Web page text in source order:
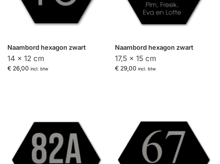
Naambord hexagon zwart
14 x 12 cm
€ 26,00 incl. btw
Naambord hexagon zwart
17,5 x 15 cm
€ 29,00 incl. btw